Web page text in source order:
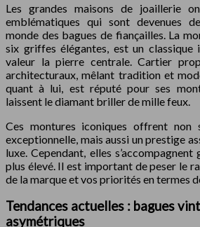
Les grandes maisons de joaillerie
emblématiques qui sont devenues
monde des bagues de fiançailles. La
six griffes élégantes, est un
valeur la pierre centrale. Cartier
architecturaux, mêlant tradition et
quant à lui, est réputé pour ses
laissent le diamant briller de mille feux.
Ces montures iconiques offrent non
exceptionnelle, mais aussi un prestige
luxe. Cependant, elles s’accompagnent
plus élevé. Il est important de peser le
de la marque et vos priorités en termes
Tendances actuelles : bagues
asymétriques